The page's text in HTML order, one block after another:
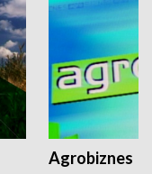
Agrobiznes